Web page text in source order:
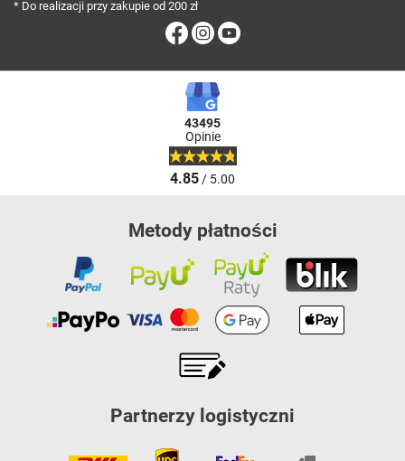
* Do realizacji przy zakupie od 200 zł
FacebookInstagram
43495
Opinie
4.85/ 5.00
Metody płatności
Partnerzy logistyczni